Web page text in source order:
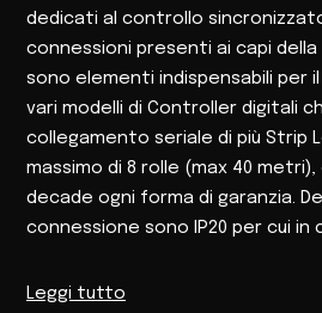
dedicati al controllo
connessioni presenti ai capi della
sono elementi indispensabili per
vari modelli di Controller digitali
collegamento seriale di più Strip
massimo di 8 rolle (max 40 metri),
decade ogni forma di garanzia.
connessione sono IP20 per cui in
comando di una o più Strip LED
Leggi tutto